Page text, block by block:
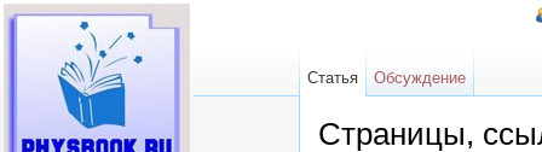
Страницы,
Статья Обсуждение